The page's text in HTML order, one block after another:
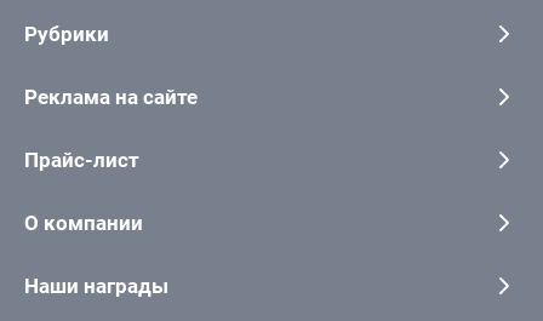
Рубрики
Реклама на сайте
Прайс-лист
О компании
Наши награды